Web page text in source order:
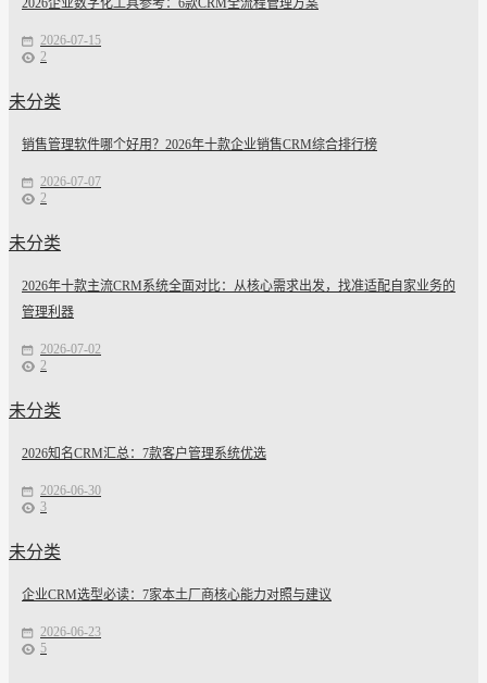
2026企业数字化工具参考：6款CRM全流程管理方案
2026-07-15
2
未分类
销售管理软件哪个好用？2026年十款企业销售CRM综合排行榜
2026-07-07
2
未分类
2026年十款主流CRM系统全面对比：从核心需求出发，找准适配自家业务的
管理利器
2026-07-02
2
未分类
2026知名CRM汇总：7款客户管理系统优选
2026-06-30
3
未分类
企业CRM选型必读：7家本土厂商核心能力对照与建议
2026-06-23
5